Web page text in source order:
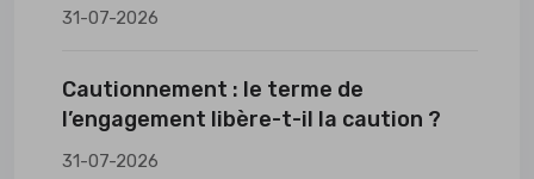
31-07-2026
Cautionnement : le terme de
l’engagement libère-t-il la caution ?
31-07-2026